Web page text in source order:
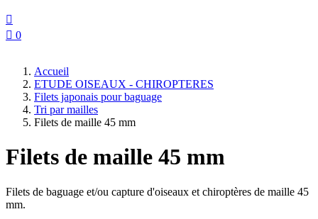

 0
Accueil
ETUDE OISEAUX - CHIROPTERES
Filets japonais pour baguage
Tri par mailles
Filets de maille 45 mm
Filets de maille 45 mm
Filets de baguage et/ou capture d'oiseaux et chiroptères de maille 45
mm.